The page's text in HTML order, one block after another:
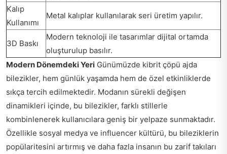
Kalıp
Kullanımı
Metal kalıplar kullanılarak seri üretim yapılır.
3D Baskı
Modern teknoloji ile tasarımlar dijital ortamda
oluşturulup basılır.
Modern Dönemdeki Yeri Günümüzde kibrit çöpü ajda
bilezikler, hem günlük yaşamda hem de özel etkinliklerde
sıkça tercih edilmektedir. Modanın sürekli değişen
dinamikleri içinde, bu bilezikler, farklı stillerle
kombinlenerek kullanıcılara geniş bir yelpaze sunmaktadır.
Özellikle sosyal medya ve influencer kültürü, bu bileziklerin
popülaritesini artırmış ve daha fazla insanın bu zarif takıları